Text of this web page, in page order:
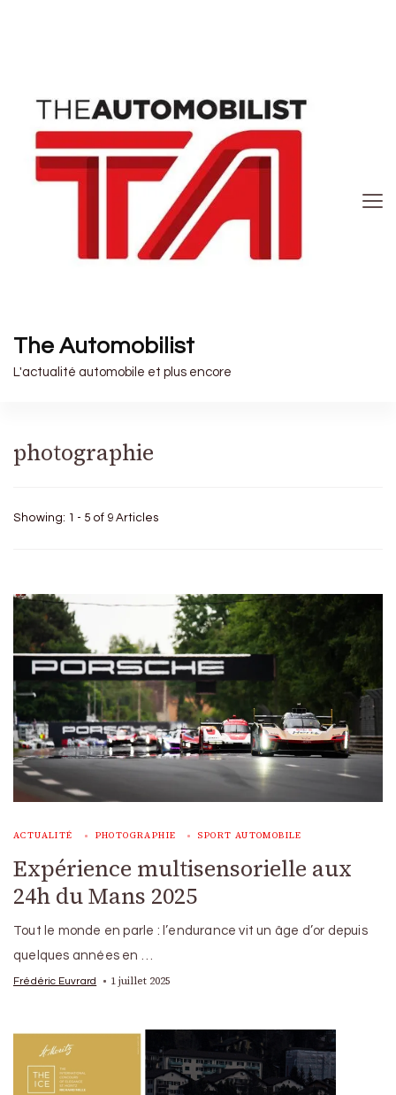
The Automobilist
L'actualité automobile et plus encore
photographie
Showing: 1 - 5 of 9 Articles
ACTUALITÉ PHOTOGRAPHIE SPORT AUTOMOBILE
Expérience multisensorielle aux
24h du Mans 2025
Tout le monde en parle : l’endurance vit un âge d’or depuis
quelques années en …
Frédéric Euvrard 1 juillet 2025